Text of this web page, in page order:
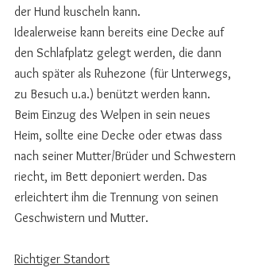
der Hund kuscheln kann.
Idealerweise kann bereits eine Decke auf
den Schlafplatz gelegt werden, die dann
auch später als Ruhezone (für Unterwegs,
zu Besuch u.a.) benützt werden kann.
Beim Einzug des Welpen in sein neues
Heim, sollte eine Decke oder etwas dass
nach seiner Mutter/Brüder und Schwestern
riecht, im Bett deponiert werden. Das
erleichtert ihm die Trennung von seinen
Geschwistern und Mutter.
Richtiger Standort